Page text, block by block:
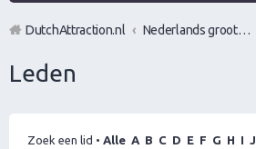
DutchAttraction.nl
Nederlands grootste Dutch Attraction, Lifestyle, Vrouwen versieren en Pick-Up (PUA) Forum
Leden
Zoek een lid • Alle A B C D E F G H I J